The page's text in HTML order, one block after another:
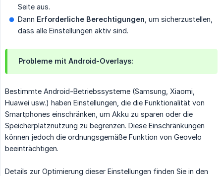
Seite aus.
Dann Erforderliche Berechtigungen , um sicherzustellen,
dass alle Einstellungen aktiv sind.
Probleme mit Android-Overlays:
Bestimmte Android-Betriebssysteme (Samsung, Xiaomi,
Huawei usw.) haben Einstellungen, die die Funktionalität von
Smartphones einschränken, um Akku zu sparen oder die
Speicherplatznutzung zu begrenzen. Diese Einschränkungen
können jedoch die ordnungsgemäße Funktion von Geovelo
beeinträchtigen.
Details zur Optimierung dieser Einstellungen finden Sie in den